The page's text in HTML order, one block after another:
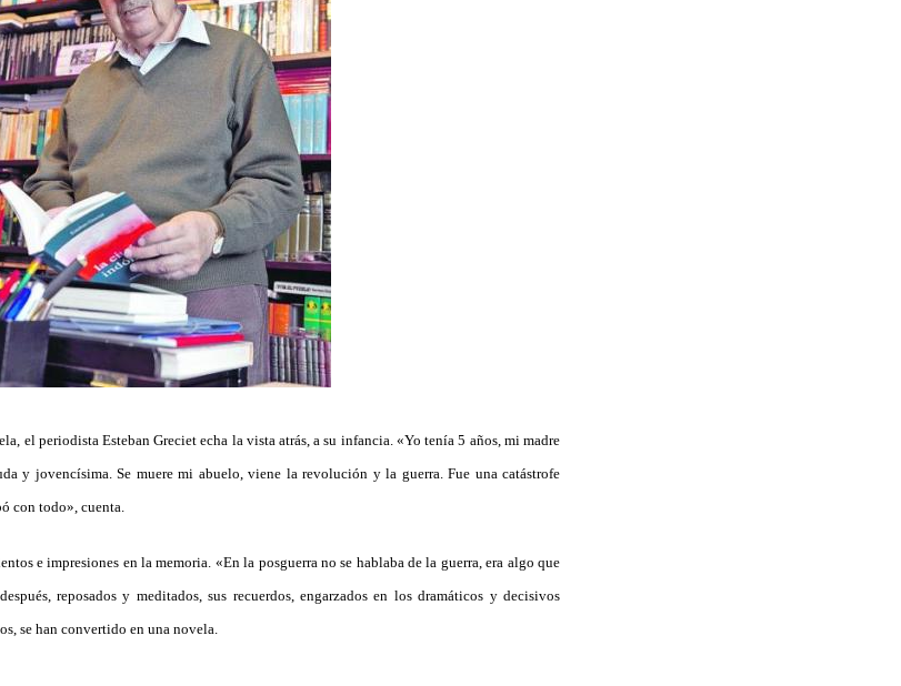
el periodista Esteban Greciet echa la vista atrás, a su infancia. «Yo tenía 5 años, mi madre
y jovencísima. Se muere mi abuelo, viene la revolución y la guerra. Fue una catástrofe
con todo», cuenta.
e impresiones en la memoria. «En la posguerra no se hablaba de la guerra, era algo que
reposados y meditados, sus recuerdos, engarzados en los dramáticos y decisivos
se han convertido en una novela.